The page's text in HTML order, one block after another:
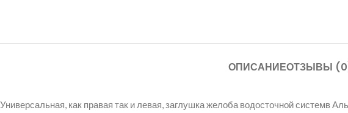
ОПИСАНИЕОТЗЫВЫ
Универсальная, как правая так и левая, заглушка желоба водосточной системв